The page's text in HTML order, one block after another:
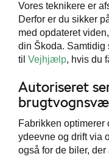
Vores teknikere er
Derfor er du sikker
med opdateret
din Škoda. Samtidig
til Vejhjælp, hvis du
Autoriseret
Fabrikken
ydeevne og drift via
også for de biler,